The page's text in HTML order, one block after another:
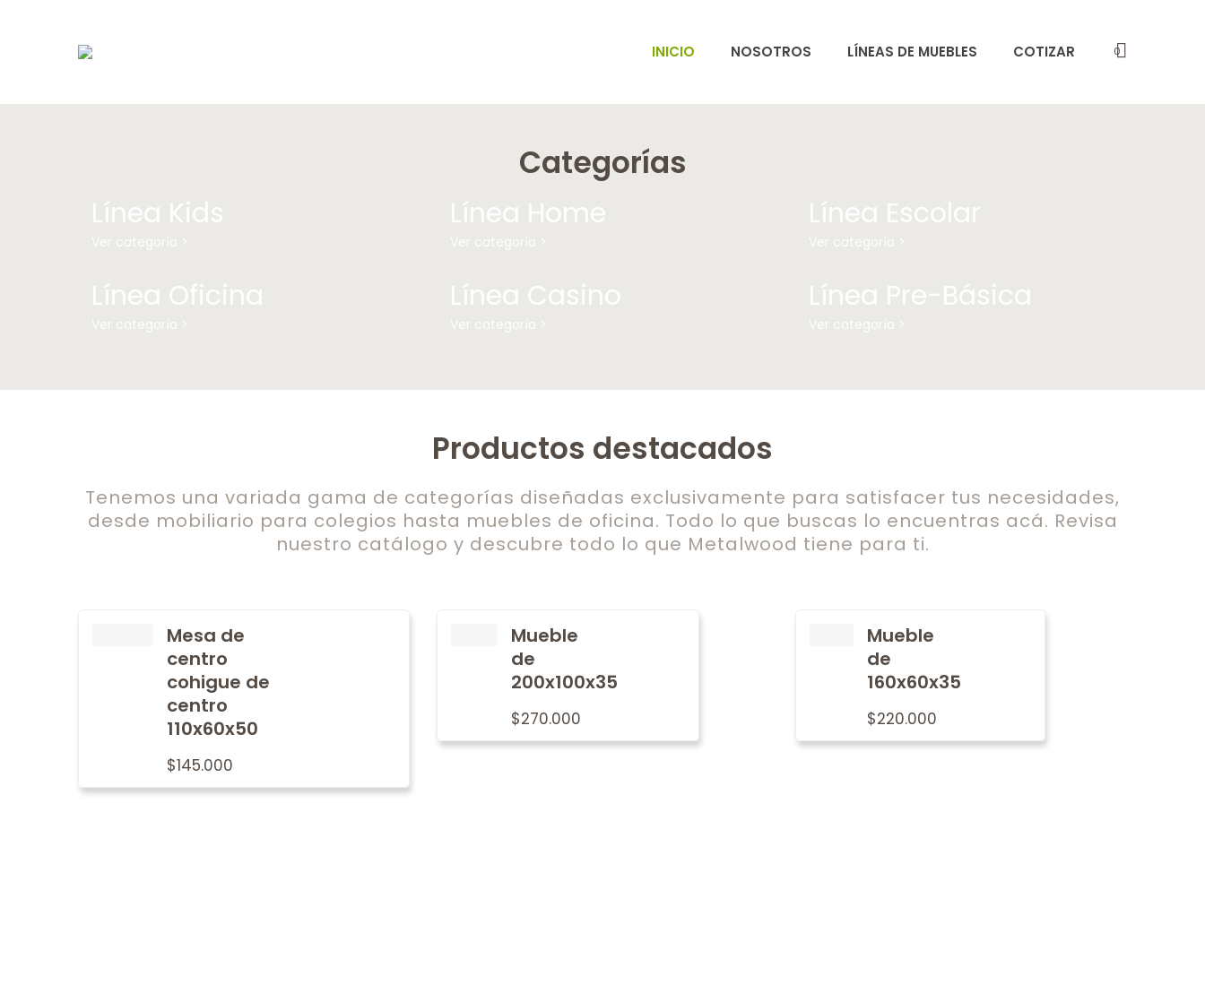
INICIO NOSOTROS LÍNEAS DE MUEBLES COTIZAR 0
Categorías
Línea Kids
Ver categoría >
Línea Home
Ver categoría >
Línea Escolar
Ver categoría >
Línea Oficina
Ver categoría >
Línea Casino
Ver categoría >
Línea Pre-Básica
Ver categoría >
Productos destacados
Tenemos una variada gama de categorías diseñadas exclusivamente para satisfacer tus necesidades,
desde mobiliario para colegios hasta muebles de oficina. Todo lo que buscas lo encuentras acá. Revisa
nuestro catálogo y descubre todo lo que Metalwood tiene para ti.
Mesa de
centro
cohigue de
centro
110x60x50
$145.000
Mueble
de
200x100x35
$270.000
Mueble
de
160x60x35
$220.000